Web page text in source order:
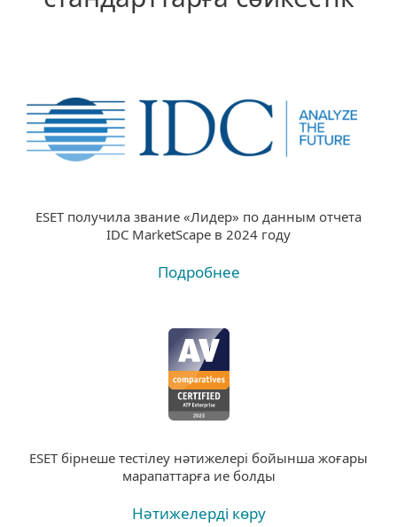
ESET получила звание «Лидер» по данным отчета
IDC MarketScape в 2024 году
Подробнее
ESET бірнеше тестілеу нәтижелері бойынша жоғары
марапаттарға ие болды
Нәтижелерді көру